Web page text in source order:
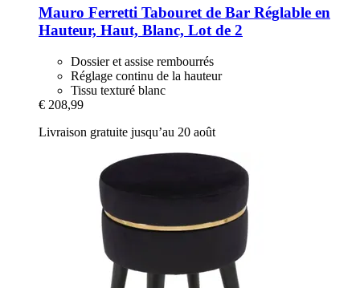
Mauro Ferretti Tabouret de Bar Réglable en
Hauteur, Haut, Blanc, Lot de 2
Dossier et assise rembourrés
Réglage continu de la hauteur
Tissu texturé blanc
€ 208,99
Livraison gratuite jusqu’au 20 août